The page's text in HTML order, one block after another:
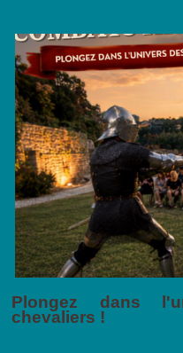
Plongez dans
chevaliers !